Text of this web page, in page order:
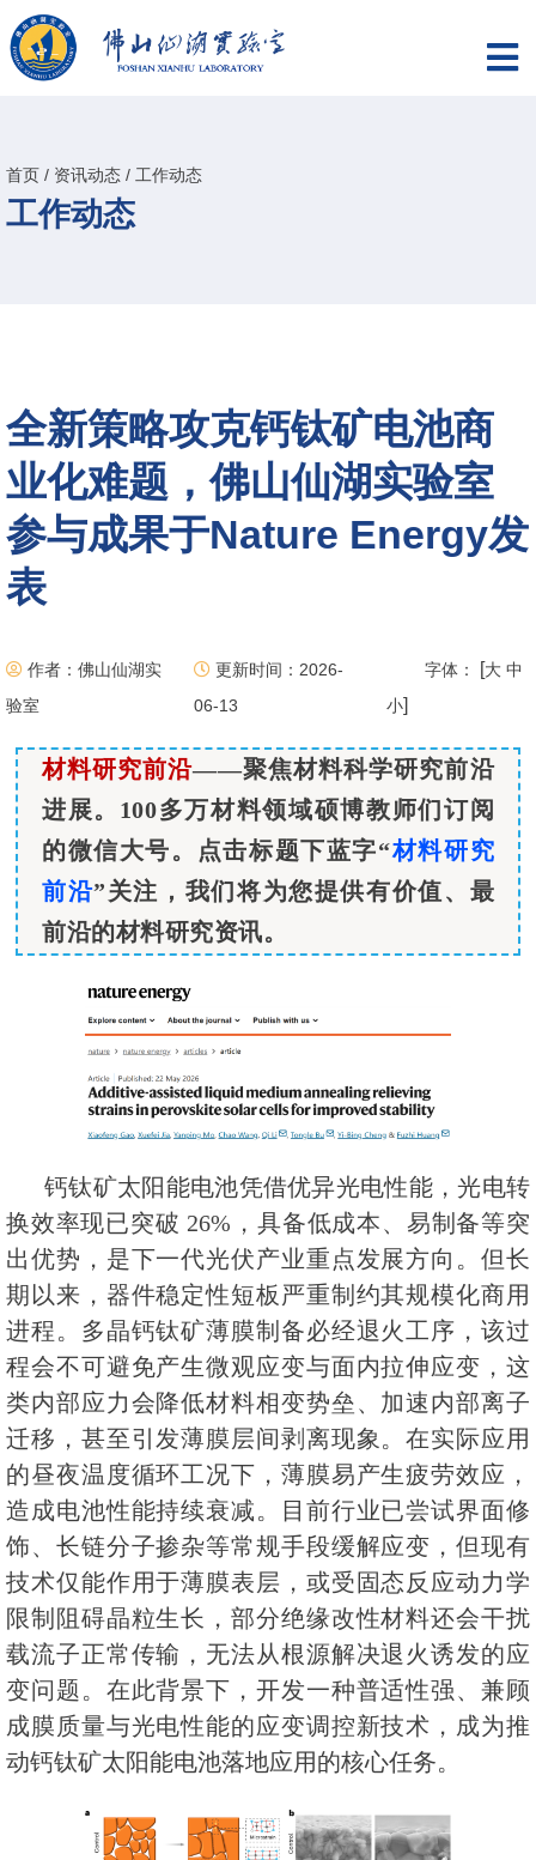
首页 / 资讯动态 / 工作动态
工作动态
全新策略攻克钙钛矿电池商
业化难题，佛山仙湖实验室
参与成果于Nature Energy发
表
作者：佛山仙湖实
验室
更新时间：2026-
06-13
字体： [大 中
小]
材料研究前沿——聚焦材料科学研究前沿
进展。100多万材料领域硕博教师们订阅
的微信大号。点击标题下蓝字“材料研究
前沿”关注，我们将为您提供有价值、最
前沿的材料研究资讯。
钙钛矿太阳能电池凭借优异光电性能，光电转
换效率现已突破 26%，具备低成本、易制备等突
出优势，是下一代光伏产业重点发展方向。但长
期以来，器件稳定性短板严重制约其规模化商用
进程。多晶钙钛矿薄膜制备必经退火工序，该过
程会不可避免产生微观应变与面内拉伸应变，这
类内部应力会降低材料相变势垒、加速内部离子
迁移，甚至引发薄膜层间剥离现象。在实际应用
的昼夜温度循环工况下，薄膜易产生疲劳效应，
造成电池性能持续衰减。目前行业已尝试界面修
饰、长链分子掺杂等常规手段缓解应变，但现有
技术仅能作用于薄膜表层，或受固态反应动力学
限制阻碍晶粒生长，部分绝缘改性材料还会干扰
载流子正常传输，无法从根源解决退火诱发的应
变问题。在此背景下，开发一种普适性强、兼顾
成膜质量与光电性能的应变调控新技术，成为推
动钙钛矿太阳能电池落地应用的核心任务。